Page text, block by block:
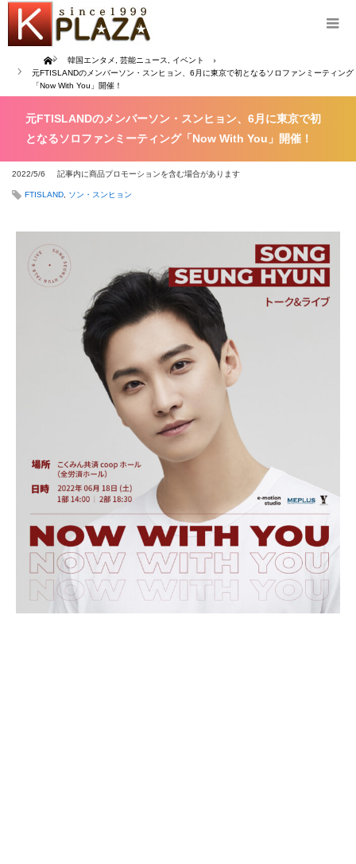
Home 韓国エンタメ 芸能ニュース
イベント
元FTISLANDのメンバーソン・スンヒョン、6月に東京で初となるソロファンミーティング
「Now With You」開催！
元FTISLANDのメンバーソン・スンヒョン、6月に東京で初
となるソロファンミーティング「Now With You」開催！
2022/5/6 記事内に商品プロモーションを含む場合があります
FTISLAND ソン・スンヒョン